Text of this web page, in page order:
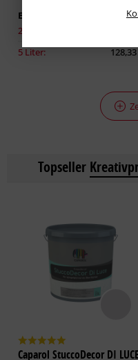
Erhältlich in:
2,50 Liter:
5 Liter:
Topseller
Caparol StuccoDecor DI LUCE